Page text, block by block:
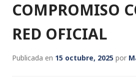
COMPROMISO
RED OFICIAL
Publicada en 15 octubre, 2025 por